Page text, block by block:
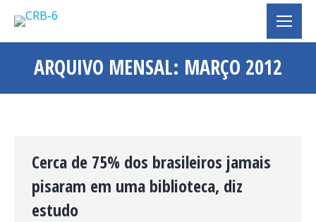
ARQUIVO MENSAL: MARÇO 2012
Você está aqui:
Cerca de 75% dos brasileiros jamais
pisaram em uma biblioteca, diz
estudo